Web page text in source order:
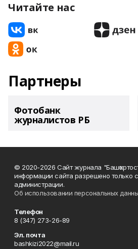
Читайте нас
Партнеры
Фотобанк
журналистов РБ
© 2020-2026 Сайт журнала
информации сайта разрешено только
администрации.
Об использовании персональных
Телефон
8 (347) 273-26-89
Эл. почта
bashkizi2022@mail.ru